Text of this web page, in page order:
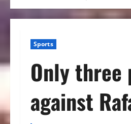
Sports
Only three
against